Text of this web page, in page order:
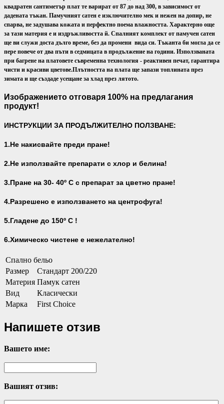
квадратен сантиметър плат те варират от 87 до над 300, в зависимост от
дадената тъкан. Памучният сатен е изключително мек и нежен на допир, не
спарва, не задушава кожата и перфектно поема влажността. Характерно още
за тази материя е и издръжливостта й. Спалният комплект от памучен сатен
ще ви служи доста дълго време, без да промени вида си. Тъканта би могла да се
пере повече от два пъти в седмицата в продължение на години. Използваната
при багрене на платовете съвременна технология - реактивен печат, гарантира
чисти и красиви цветове.Плътността на плата ще запази топлината през
зимата и ще създаде усещане за хлад през лятото.
Изображението отговаря 100% на предлагания
продукт!
ИНСТРУКЦИИ ЗА ПРОДЪЛЖИТЕЛНО ПОЛЗВАНЕ:
1.Не накисвайте преди пране!
2.Не използвайте препарати с хлор и белина!
3.Пране на 30- 40º С с препарат за цветно пране!
4.Разрешено е използването на центрофуга!
5.Гладене до 150º С !
6.Химическо чистене е нежелателно!
Спално бельо
Размер
Стандарт 200/220
Материя Памук сатен
Вид
Класически
Марка
First Choice
Напишете отзив
Вашето име:
Вашият отзив: